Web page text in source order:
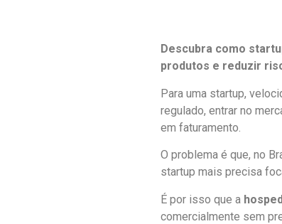
Descubra como
produtos e reduzir
Para uma startup,
regulado, entrar no
em faturamento.
O problema é que, no
startup mais precisa
É por isso que a
comercialmente sem